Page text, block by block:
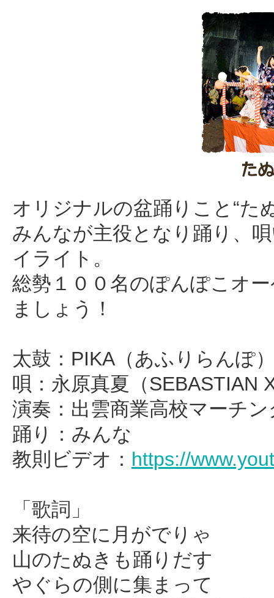
オリジナルの盆踊りこと“た
みんなが主役となり踊り、
イライト。
総勢１００名のぽんぽこオ
ましょう！
太鼓：PIKA（あふりらんぽ
唄：永原真夏（SEBASTIAN
演奏：出雲商業高校マーチ
踊り：みんな
教則ビデオ： https://
「歌詞」
来待の空に月がでりゃ
山のたぬきも踊りだす
やぐらの側に集まって